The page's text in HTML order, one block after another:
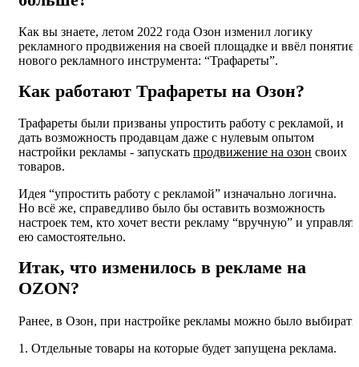
Как вы знаете, летом 2022 года Озон изменил логику
рекламного продвижения на своей площадке и ввёл понятие
нового рекламного инструмента: “Трафареты”.
Как работают Трафареты на Озон?
Трафареты были призваны упростить работу с рекламой, и
дать возможность продавцам даже с нулевым опытом
настройки рекламы - запускать продвижение на озон своих
товаров.
Идея “упростить работу с рекламой” изначально логична.
Но всё же, справедливо было бы оставить возможность
настроек тем, кто хочет вести рекламу “вручную” и
ею самостоятельно.
Итак, что изменилось в рекламе на
OZON?
Ранее, в Озон, при настройке рекламы можно было
1. Отдельные товары на которые будет запущена реклама.